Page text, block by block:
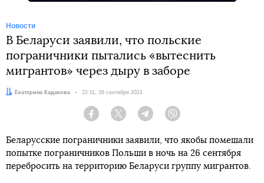
Новости
В Беларуси заявили, что польские
пограничники пытались «вытеснить
мигрантов» через дыру в заборе
Автор:Екатерина Кадакова Дата:
22:11, 26 сентября 2021
Facebook Twitter Telegram
Беларусские пограничники заявили, что якобы помешали
попытке пограничников Польши в ночь на 26 сентября
перебросить на территорию Беларуси группу мигрантов.